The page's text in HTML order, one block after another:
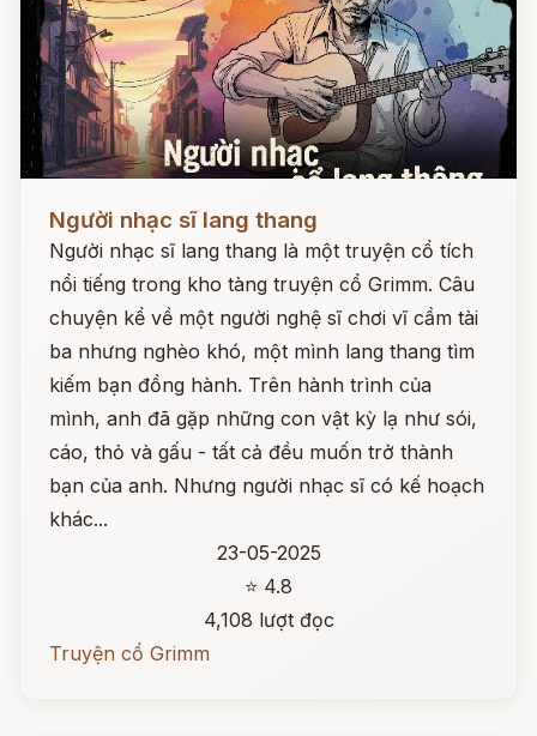
Người nhạc sĩ lang thang
Người nhạc sĩ lang thang là một truyện cổ tích
nổi tiếng trong kho tàng truyện cổ Grimm. Câu
chuyện kể về một người nghệ sĩ chơi vĩ cầm tài
ba nhưng nghèo khó, một mình lang thang tìm
kiếm bạn đồng hành. Trên hành trình của
mình, anh đã gặp những con vật kỳ lạ như sói,
cáo, thỏ và gấu - tất cả đều muốn trở thành
bạn của anh. Nhưng người nhạc sĩ có kế hoạch
khác...
23-05-2025
⭐ 4.8
4,108 lượt đọc
Truyện cổ Grimm